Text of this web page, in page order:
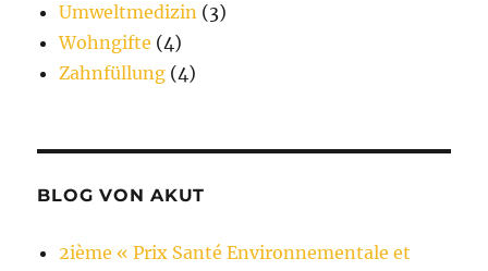
Umweltmedizin (3)
Wohngifte (4)
Zahnfüllung (4)
BLOG VON AKUT
2ième « Prix Santé Environnementale et